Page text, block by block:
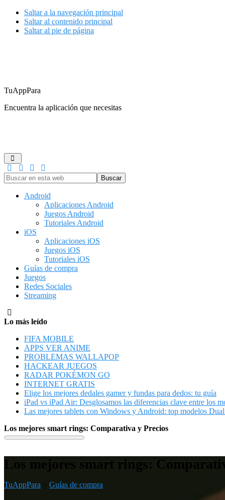
Saltar a la navegación principal
Saltar al contenido principal
Saltar al pie de página
TuAppPara
Encuentra la aplicación que necesitas
Buscar
en
Android
Aplicaciones Android
Juegos Android
Tutoriales Android
iOS
Aplicaciones iOS
Juegos iOS
Tutoriales iOS
Guías de compra
Juegos
Redes Sociales
Streaming
Lo más leído
FIFA MOBILE
APPS VER ANIME
PROBLEMAS WALLAPOP
HACKEAR JUEGOS
RADAR POKÉMON GO
INTERNET GRATIS
Elige los mejores dedales gamer y fundas para dedos: tu guía
iPad vs iPad Air: Desglosamos las diferencias clave entre los
Las mejores tablets con Windows y Android: top modelos
Los mejores smart rings: Comparativa y Precios
Los mejores smart rings:
TuAppPara Guías de compra